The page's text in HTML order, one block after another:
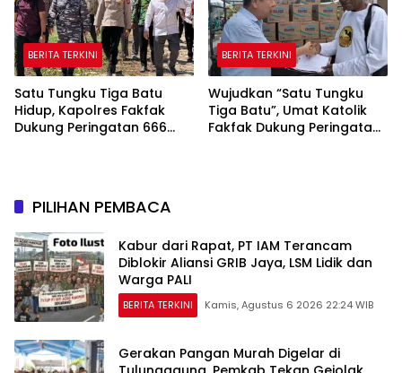
BERITA TERKINI
Satu Tungku Tiga Batu
Hidup, Kapolres Fakfak
Dukung Peringatan 666
BERITA TERKINI
Wujudkan “Satu Tungku
Tiga Batu”, Umat Katolik
Fakfak Dukung Peringatan
PILIHAN PEMBACA
Kabur dari Rapat, PT IAM Terancam
Diblokir Aliansi GRIB Jaya, LSM Lidik dan
Warga PALI
BERITA TERKINI Kamis, Agustus 6 2026 22:24 WIB
Gerakan Pangan Murah Digelar di